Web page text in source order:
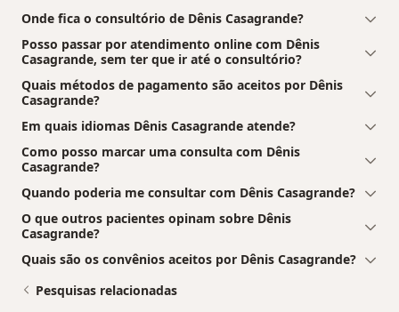
Onde fica o consultório de Dênis Casagrande?
Posso passar por atendimento online com Dênis
Casagrande, sem ter que ir até o consultório?
Quais métodos de pagamento são aceitos por Dênis
Casagrande?
Em quais idiomas Dênis Casagrande atende?
Como posso marcar uma consulta com Dênis
Casagrande?
Quando poderia me consultar com Dênis Casagrande?
O que outros pacientes opinam sobre Dênis
Casagrande?
Quais são os convênios aceitos por Dênis Casagrande?
Pesquisas relacionadas